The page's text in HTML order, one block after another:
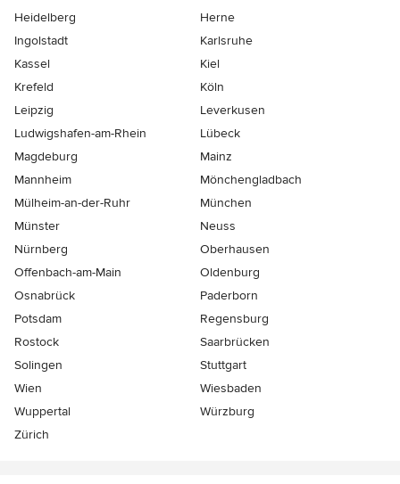
Heidelberg
Herne
Ingolstadt
Karlsruhe
Kassel
Kiel
Krefeld
Köln
Leipzig
Leverkusen
Ludwigshafen-am-Rhein
Lübeck
Magdeburg
Mainz
Mannheim
Mönchen­gladbach
Mülheim-an-der-Ruhr
München
Münster
Neuss
Nürnberg
Oberhausen
Offenbach-am-Main
Oldenburg
Osnabrück
Paderborn
Potsdam
Regensburg
Rostock
Saarbrücken
Solingen
Stuttgart
Wien
Wiesbaden
Wuppertal
Würzburg
Zürich